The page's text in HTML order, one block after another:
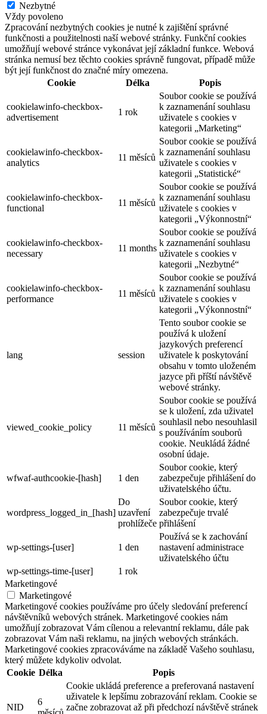
Nezbytné
Vždy povoleno
Zpracování nezbytných cookies je nutné k zajištění správné
funkčnosti a použitelnosti naší webové stránky. Funkční cookies
umožňují webové stránce vykonávat její základní funkce. Webová
stránka nemusí bez těchto cookies správně fungovat, případě může
být její funkčnost do značné míry omezena.
Cookie
Délka Popis
cookielawinfo-checkbox-
advertisement
1 rok
Soubor cookie se používá
k zaznamenání souhlasu
uživatele s cookies v
kategorii „Marketing“
cookielawinfo-checkbox-
analytics
11 měsíců
Soubor cookie se používá
k zaznamenání souhlasu
uživatele s cookies v
kategorii „Statistické“
cookielawinfo-checkbox-
functional
11 měsíců
Soubor cookie se používá
k zaznamenání souhlasu
uživatele s cookies v
kategorii „Výkonnostní“
cookielawinfo-checkbox-
necessary
11 months
Soubor cookie se používá
k zaznamenání souhlasu
uživatele s cookies v
kategorii „Nezbytné“
cookielawinfo-checkbox-
performance
11 měsíců
Soubor cookie se používá
k zaznamenání souhlasu
uživatele s cookies v
kategorii „Výkonnostní“
lang session
Tento soubor cookie se
používá k uložení
jazykových preferencí
uživatele k poskytování
obsahu v tomto uloženém
jazyce při příští návštěvě
webové stránky.
viewed_cookie_policy 11 měsíců
Soubor cookie se používá
se k uložení, zda uživatel
souhlasil nebo nesouhlasil
s používáním souborů
cookie. Neukládá žádné
osobní údaje.
wfwaf-authcookie-[hash] 1 den
Soubor cookie, který
zabezpečuje přihlášení do
uživatelského účtu.
wordpress_logged_in_[hash]
Do
uzavření
prohlížeče
Soubor cookie, který
zabezpečuje trvalé
přihlášení
wp-settings-[user] 1 den
Používá se k zachování
nastavení administrace
uživatelského účtu
wp-settings-time-[user]
1 rok
Marketingové
Marketingové
Marketingové cookies používáme pro účely sledování preferencí
návštěvníků webových stránek. Marketingové cookies nám
umožňují zobrazovat Vám cílenou a relevantní reklamu, dále pak
zobrazovat Vám naši reklamu, na jiných webových stránkách.
Marketingové cookies zpracováváme na základě Vašeho souhlasu,
který můžete kdykoliv odvolat.
Cookie Délka Popis
NID
6
Cookie ukládá preference a preferovaná nastavení
uživatele k lepšímu zobrazování reklam. Cookie se
začne zobrazovat až při předchozí návštěvě stránek